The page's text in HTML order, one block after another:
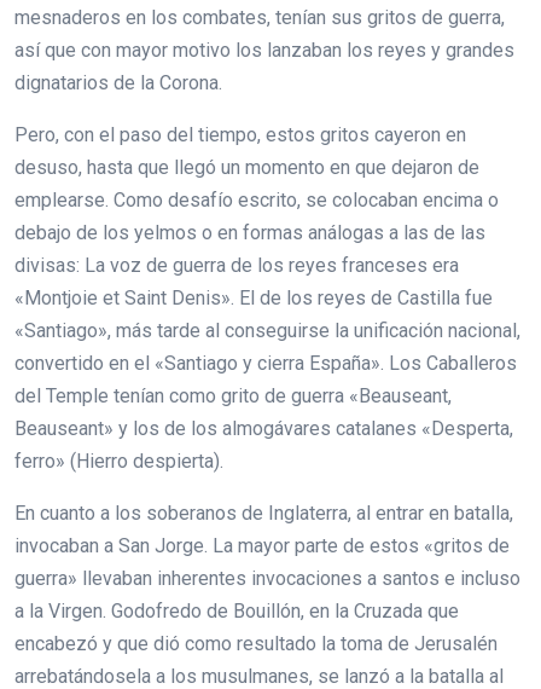
mesnaderos en los combates, tenían sus gritos de guerra,
así que con mayor motivo los lanzaban los reyes y grandes
dignatarios de la Corona.
Pero, con el paso del tiempo, estos gritos cayeron en
desuso, hasta que llegó un momento en que dejaron de
emplearse. Como desafío escrito, se colocaban encima o
debajo de los yelmos o en formas análogas a las de las
divisas: La voz de guerra de los reyes franceses era
«Montjoie et Saint Denis». El de los reyes de Castilla fue
«Santiago», más tarde al conseguirse la unificación nacional,
convertido en el «Santiago y cierra España». Los Caballeros
del Temple tenían como grito de guerra «Beauseant,
Beauseant» y los de los almogávares catalanes «Desperta,
ferro» (Hierro despierta).
En cuanto a los soberanos de Inglaterra, al entrar en batalla,
invocaban a San Jorge. La mayor parte de estos «gritos de
guerra» llevaban inherentes invocaciones a santos e incluso
a la Virgen. Godofredo de Bouillón, en la Cruzada que
encabezó y que dió como resultado la toma de Jerusalén
arrebatándosela a los musulmanes, se lanzó a la batalla al